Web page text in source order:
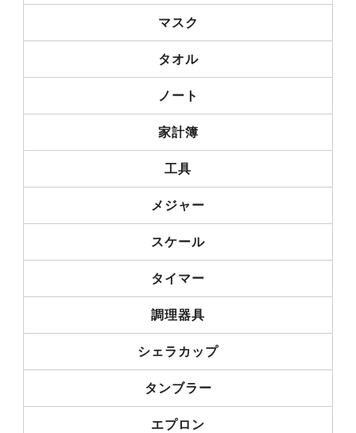
マスク
タオル
ノート
家計簿
工具
メジャー
スケール
タイマー
調理器具
シェラカップ
タンブラー
エプロン